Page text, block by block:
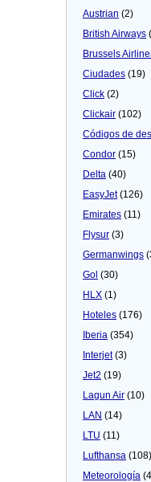
Austrian (2)
British Airways
Brussels
Ciudades (19)
Click (2)
Clickair (102)
Códigos de
Condor (15)
Delta (40)
EasyJet(126)
Emirates (11)
Flysur (3)
Germanwings
Gol (30)
HLX (1)
Hoteles (176)
Iberia (354)
Interjet(3)
Jet2 (19)
Lagun Air (10)
LAN (14)
LTU (11)
Lufthansa (108)
Meteorologí­a